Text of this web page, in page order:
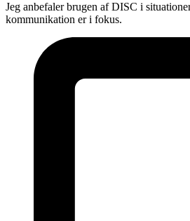
Jeg anbefaler brugen af DISC i
kommunikation er i fokus.